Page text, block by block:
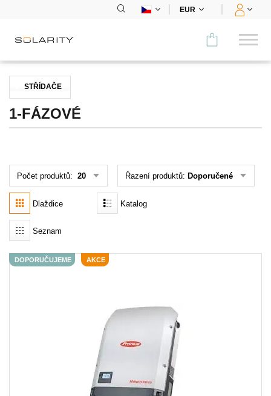
EUR
Porovnat
KATEGORIE
Bateriová úložiště
Nabíjecí stanice
Montážní systémy
STŘÍDAČE
1-FÁZOVÉ
Počet produktů: 20 Řazení produktů: Doporučené
Dlaždice Katalog
Seznam
DOPORUČUJEME AKCE